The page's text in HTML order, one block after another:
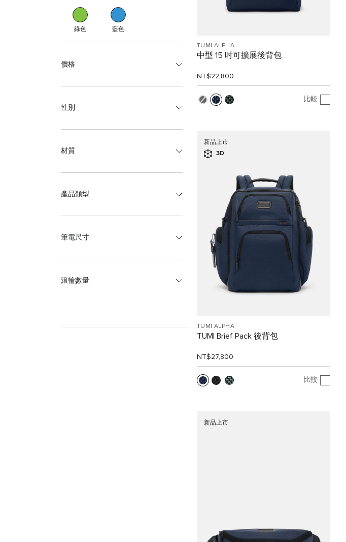
綠色 藍色
價格
性別
材質
產品類型
筆電尺寸
滾輪數量
TUMI ALPHA
中型 15 吋可擴展後背包
NT$22,800
比較
新品上市
3D
TUMI ALPHA
TUMI Brief Pack 後背包
NT$27,800
比較
新品上市